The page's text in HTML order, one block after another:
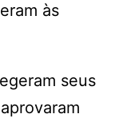
às
seus